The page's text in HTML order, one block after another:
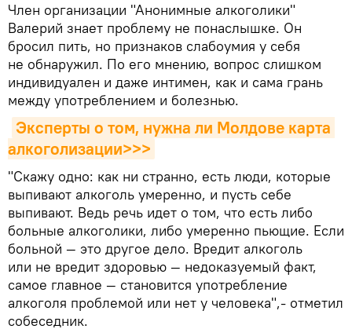
Член организации "Анонимные алкоголики"
Валерий знает проблему не понаслышке. Он
бросил пить, но признаков слабоумия у себя
не обнаружил. По его мнению, вопрос слишком
индивидуален и даже интимен, как и сама грань
между употреблением и болезнью.
Эксперты о том, нужна ли Молдове карта
алкоголизации>>>
"Скажу одно: как ни странно, есть люди, которые
выпивают алкоголь умеренно, и пусть себе
выпивают. Ведь речь идет о том, что есть либо
больные алкоголики, либо умеренно пьющие. Если
больной — это другое дело. Вредит алкоголь
или не вредит здоровью — недоказуемый факт,
самое главное — становится употребление
алкоголя проблемой или нет у человека",- отметил
собеседник.